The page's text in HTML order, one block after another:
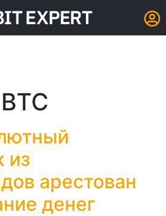
ВТС
из
арестован
денег